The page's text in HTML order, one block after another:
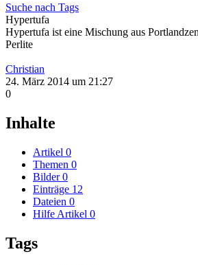
Suche nach Tags
Hypertufa
Hypertufa ist eine Mischung aus
Perlite
Christian
24. März 2014 um 21:27
0
Inhalte
Artikel 0
Themen 0
Bilder 0
Einträge 12
Dateien 0
Hilfe Artikel 0
Tags